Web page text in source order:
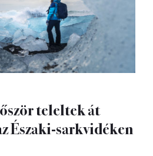
teleltek át
Északi-sarkvidéken